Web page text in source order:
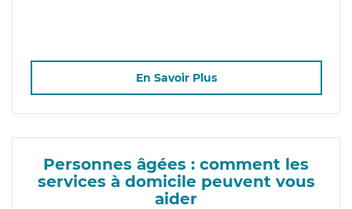
En Savoir Plus
Personnes âgées : comment les
services à domicile peuvent vous
aider